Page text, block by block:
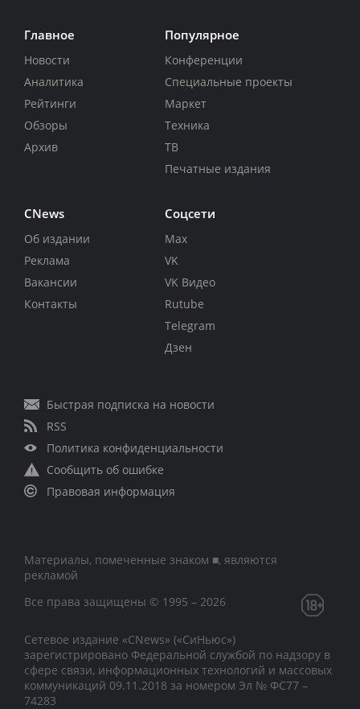
Главное
Новости
Аналитика
Рейтинги
Обзоры
Архив
Популярное
Конференции
Специальные проекты
Маркет
Техника
ТВ
Печатные издания
CNews
Об издании
Реклама
Вакансии
Контакты
Соцсети
Max
VK
VK Видео
Rutube
Telegram
Дзен
Быстрая подписка на новости
RSS
Политика конфиденциальности
Сообщить об ошибке
Правовая информация
Материалы, помеченные знаком ■, являются
рекламой
Все права защищены © 1995 – 2026
Сетевое издание «CNews» («СиНьюс»)
зарегистрировано Федеральной службой по надзору в
сфере связи, информационных технологий и массовых
коммуникаций 09.11.2018 за номером Эл № ФС77 –
74283